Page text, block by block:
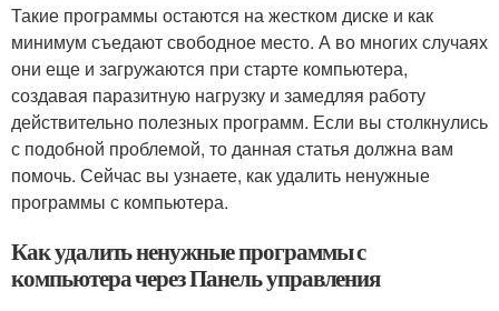
Такие программы остаются на жестком диске и как
минимум съедают свободное место. А во многих случаях
они еще и загружаются при старте компьютера,
создавая паразитную нагрузку и замедляя работу
действительно полезных программ. Если вы столкнулись
с подобной проблемой, то данная статья должна вам
помочь. Сейчас вы узнаете, как удалить ненужные
программы с компьютера.
Как удалить ненужные программы с
компьютера через Панель управления